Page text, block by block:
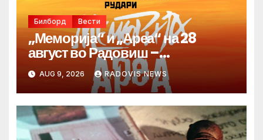
Билборд Вести
„Меморија“ и „Ареа“ на 28
август во Радовиш –
продолжува традицијата за
Денот на македонските рудари
AUG 9, 2026 RADOVIS NEWS